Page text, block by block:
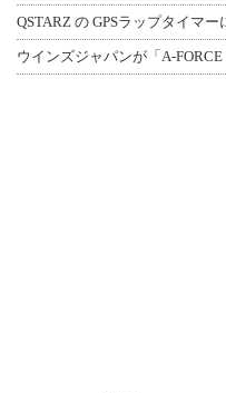
QSTARZ の GPSラップタイマ
ウインズジャパンが「A-